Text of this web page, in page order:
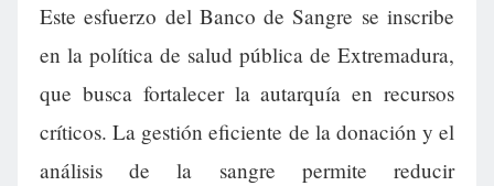
Este esfuerzo del Banco de Sangre se inscribe
en la política de salud pública de Extremadura,
que busca fortalecer la autarquía en recursos
críticos. La gestión eficiente de la donación y el
análisis de la sangre permite reducir